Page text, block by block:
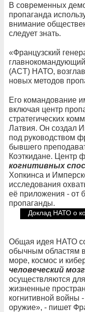
В современных
пропаганда
внимание
следует знать.
«Французский
(ACT) НАТО,
новых методов
Его командование
включая центр
стратегических
Латвия. Он создал
под руководством
бывшего
Коэткидане. Центр
когнитивных
Хопкинса и
исследования
её приложения - от
пропаганды.
Доклад НАТО о
Общая идея НАТО
обычным областям
море, космос и
человеческий
осуществляются
жизненные
когнитивной войны
оружие», - пишет